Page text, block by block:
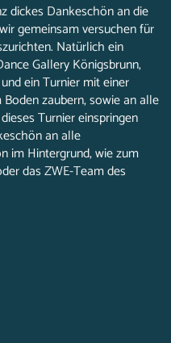
dickes Dankeschön an die
gemeinsam versuchen für
Natürlich ein
Gallery Königsbrunn,
ein Turnier mit einer
zaubern, sowie an alle
Turnier einspringen
an alle
im Hintergrund, wie zum
das ZWE-Team des